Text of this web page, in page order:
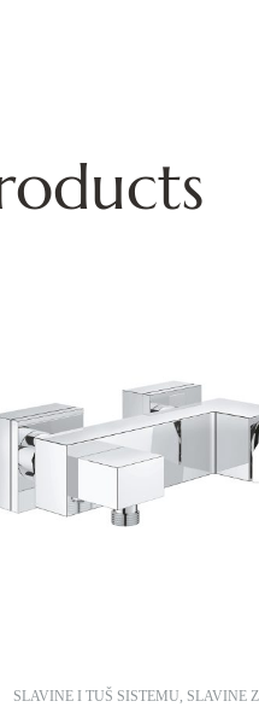
SLAVINE I TUŠ SISTEMU, SLAVINE